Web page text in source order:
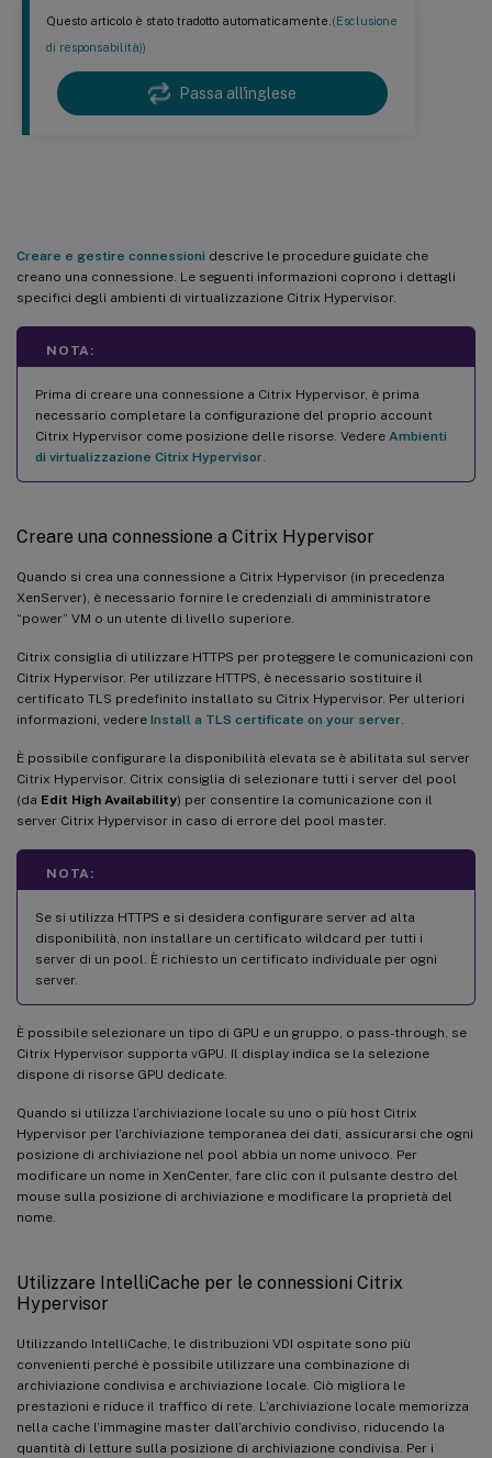
Questo articolo è stato tradotto automaticamente.(Esclusione
di responsabilità))
Passa all'inglese
Creare e gestire connessioni descrive le procedure guidate che
creano una connessione. Le seguenti informazioni coprono i dettagli
specifici degli ambienti di virtualizzazione Citrix Hypervisor.
NOTA:
Prima di creare una connessione a Citrix Hypervisor, è prima
necessario completare la configurazione del proprio account
Citrix Hypervisor come posizione delle risorse. Vedere Ambienti
di virtualizzazione Citrix Hypervisor
Creare una connessione a Citrix Hypervisor
Quando si crea una connessione a Citrix Hypervisor (in precedenza
XenServer), è necessario fornire le credenziali di amministratore
“power” VM o un utente di livello superiore.
Citrix consiglia di utilizzare HTTPS per proteggere le comunicazioni con
Citrix Hypervisor. Per utilizzare HTTPS, è necessario sostituire il
certificato TLS predefinito installato su Citrix Hypervisor. Per ulteriori
informazioni, vedere Install a TLS certificate on your server
È possibile configurare la disponibilità elevata se è abilitata sul server
Citrix Hypervisor. Citrix consiglia di selezionare tutti i server del pool
(da Edit High Availability) per consentire la comunicazione con il
server Citrix Hypervisor in caso di errore del pool master.
NOTA:
Se si utilizza HTTPS e si desidera configurare server ad alta
disponibilità, non installare un certificato wildcard per tutti i
server di un pool. È richiesto un certificato individuale per ogni
server.
È possibile selezionare un tipo di GPU e un gruppo, o pass-through, se
Citrix Hypervisor supporta vGPU. Il display indica se la selezione
dispone di risorse GPU dedicate.
Quando si utilizza l’archiviazione locale su uno o più host Citrix
Hypervisor per l’archiviazione temporanea dei dati, assicurarsi che ogni
posizione di archiviazione nel pool abbia un nome univoco. Per
modificare un nome in XenCenter, fare clic con il pulsante destro del
mouse sulla posizione di archiviazione e modificare la proprietà del
nome.
Utilizzare IntelliCache per le connessioni Citrix
Hypervisor
Utilizzando IntelliCache, le distribuzioni VDI ospitate sono più
convenienti perché è possibile utilizzare una combinazione di
archiviazione condivisa e archiviazione locale. Ciò migliora le
prestazioni e riduce il traffico di rete. L’archiviazione locale memorizza
nella cache l’immagine master dall’archivio condiviso, riducendo la
quantità di letture sulla posizione di archiviazione condivisa. Per i